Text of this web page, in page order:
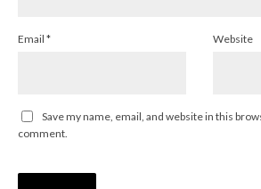
Email * Website
Save my name, email, and website in this
comment.